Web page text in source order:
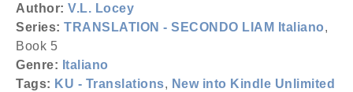
Author: V.L. Locey
Series: TRANSLATION - SECONDO LIAM Italiano,
Book 5
Genre: Italiano
Tags: KU - Translations, New into Kindle Unlimited